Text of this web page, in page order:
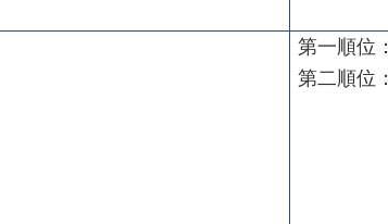
第一順位：
第二順位：